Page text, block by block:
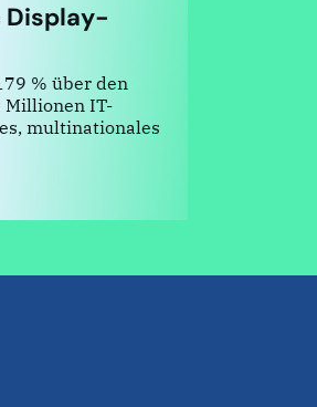
Display-
% über den
Millionen IT-
multinationales